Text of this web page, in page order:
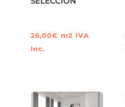
26,00€ m2 IVA
Inc.